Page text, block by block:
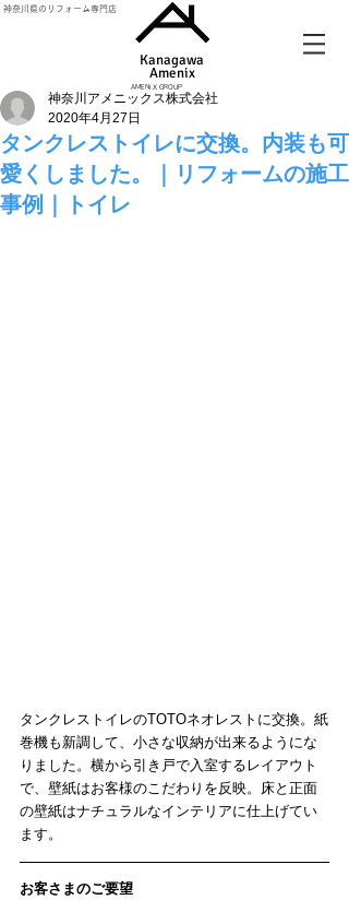
神奈川県のリフォーム専門店
Kanagawa
Amenix​
AMENIX GROUP
タンクレストイレに交換。内装も可
愛くしました。｜リフォームの施工
事例｜トイレ
神奈川アメニックス株式会社
2020年4月27日
タンクレストイレのTOTOネオレストに交換。紙
巻機も新調して、小さな収納が出来るようにな
りました。横から引き戸で入室するレイアウト
で、壁紙はお客様のこだわりを反映。床と正面
の壁紙はナチュラルなインテリアに仕上げてい
ます。
お客さまのご要望